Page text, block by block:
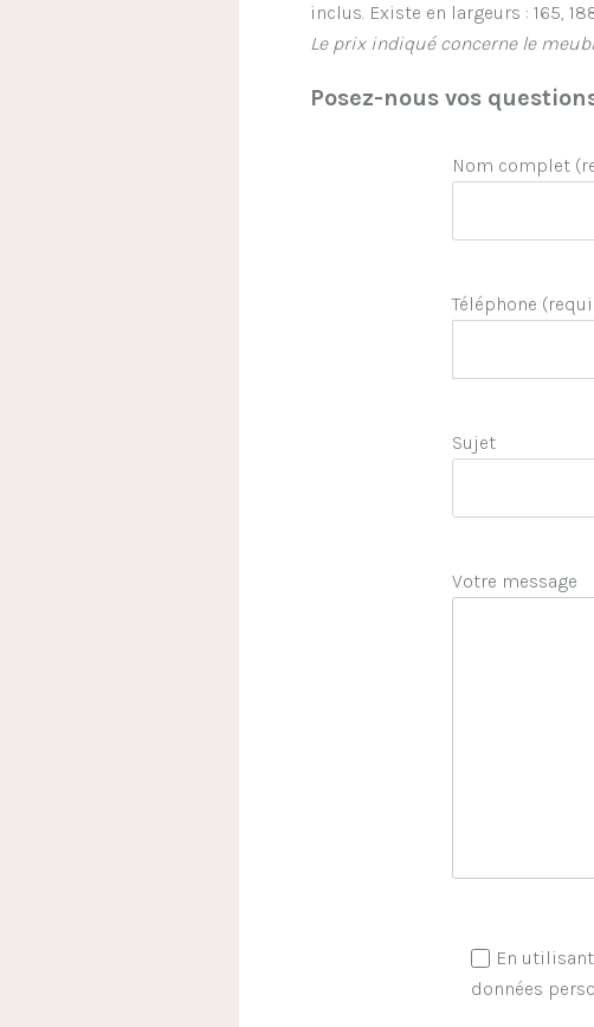
inclus. Existe en largeurs : 165,
Le prix indiqué concerne le
Posez-nous vos
Nom complet
Téléphone
Sujet
Votre message
En
données